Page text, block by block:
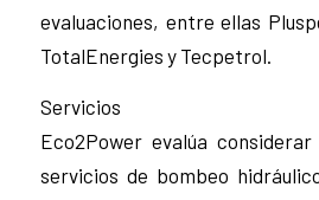
evaluaciones, entre ellas
TotalEnergies y Tecpetrol.
Servicios
Eco2Power evalúa
servicios de bombeo